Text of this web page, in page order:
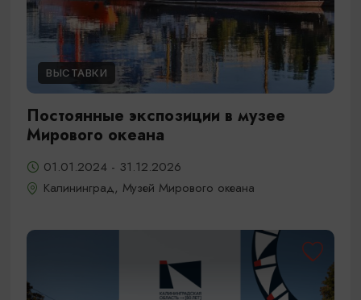
ВЫСТАВКИ
Постоянные экспозиции в музее
Мирового океана
01.01.2024 - 31.12.2026
Калининград, Музей Мирового океана